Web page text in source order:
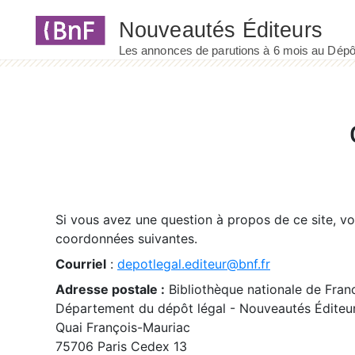
Si vous avez une question à propos de ce site,
coordonnées suivantes.
Courriel : depotlegal.editeur@bnf.fr
Adresse postale : Bibliothèque nationale de
Département du dépôt légal - Nouveautés
Quai François-Mauriac
75706 Paris Cedex 13